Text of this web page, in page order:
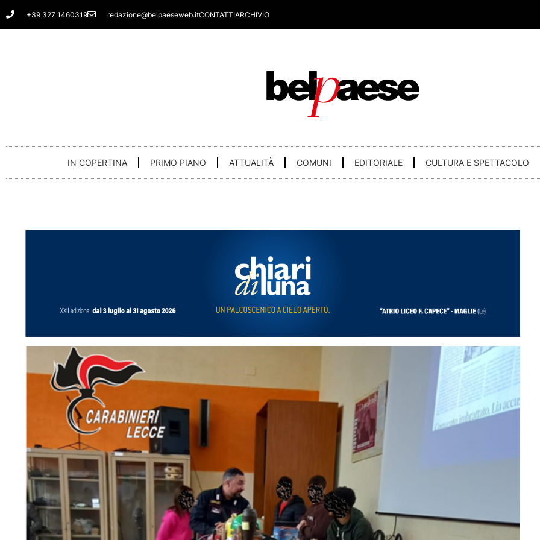
Vai
al
+39 327 1460319 redazione@belpaeseweb.itCONTATTIARCHIVIO
IN COPERTINA PRIMO PIANO ATTUALITÀ COMUNI EDITORIALE CULTURA E SPETTACOLO